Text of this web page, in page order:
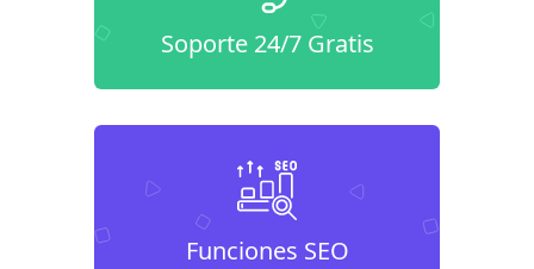
Soporte 24/7 Gratis
Funciones SEO